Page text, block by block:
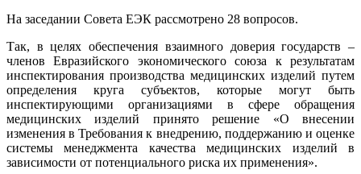
На заседании Совета ЕЭК рассмотрено 28 вопросов.
Так, в целях обеспечения взаимного доверия государств –
членов Евразийского экономического союза к результатам
инспектирования производства медицинских изделий путем
определения круга субъектов, которые могут быть
инспектирующими организациями в сфере обращения
медицинских изделий принято решение «О внесении
изменения в Требования к внедрению, поддержанию и оценке
системы менеджмента качества медицинских изделий в
зависимости от потенциального риска их применения».